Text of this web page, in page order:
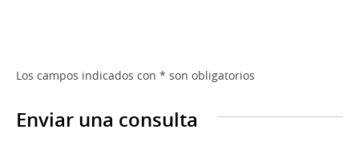
Los campos indicados con * son obligatorios
Enviar una consulta